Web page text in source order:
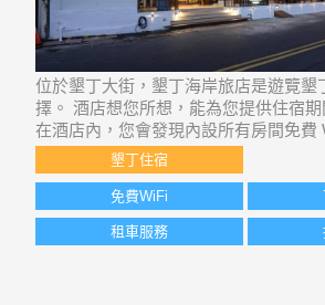
位於墾丁大街，墾丁海岸旅店是遊覽墾
擇。 酒店想您所想，能為您提供住宿期
在酒店內，您會發現內設所有房間免費
特快入住/退房, 行李寄存, 公共 Wi-Fi等
品一應俱全，部分客房提供包括其中的
空調, 書枱
墾丁住宿
免費WiFi
租車服務